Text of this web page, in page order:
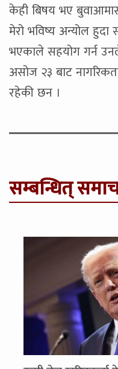
केही बिषय भए
मेरो भविष्य अन्योल
भएकाले सहयोग गर्न
असोज २३ बाट
रहेकी छन ।
सम्बन्धित्